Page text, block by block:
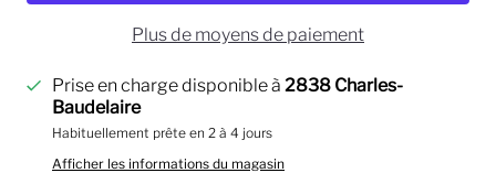
Plus de moyens de paiement
Prise en charge disponible à 2838 Charles-
Baudelaire
Habituellement prête en 2 à 4 jours
Afficher les informations du magasin